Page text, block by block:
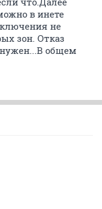
в инете
не
зон. Отказ
общем